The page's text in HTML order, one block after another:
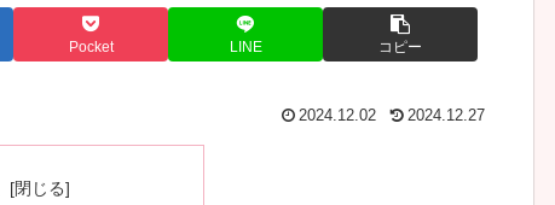
Pocket LINE コピー
2024.12.02 2024.12.27